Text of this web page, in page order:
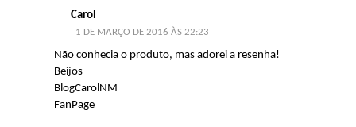
Carol
1 DE MARÇO DE 2016 ÀS 22:23
Não conhecia o produto, mas adorei a resenha!
Beijos
BlogCarolNM
FanPage